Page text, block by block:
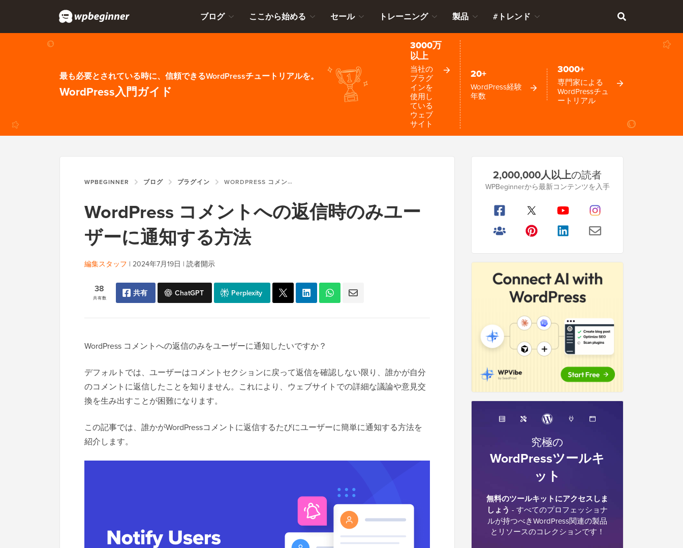
ブログ ここから始める セール トレーニング 製品 #トレンド
最も必要とされている時に、信頼できるWordPressチュートリアルを。
WordPress入門ガイド
3000万
以上
当社の
プラグ
インを
使用し
ている
ウェブ
サイト
20+
WordPress経験
年数
3000+
専門家による
WordPressチュ
ートリアル
WPBEGINNER ブログ プラグイン WORDPRESS コメントへの返信時のみユーザーに通知する方法
WordPress コメントへの返信時のみユー
ザーに通知する方法
編集スタッフ | 2024年7月19日 | 読者開示
共有数
38 共有 ChatGPT Perplexity
WordPress コメントへの返信のみをユーザーに通知したいですか？
デフォルトでは、ユーザーはコメントセクションに戻って返信を確認しない限り、誰かが自分
のコメントに返信したことを知りません。これにより、ウェブサイトでの詳細な議論や意見交
換を生み出すことが困難になります。
この記事では、誰かがWordPressコメントに返信するたびにユーザーに簡単に通知する方法を
紹介します。
サ
ー
2,000,000人以上の読者
WPBeginnerから最新コンテンツを入手
究極の
WordPressツールキ
ット
無料のツールキットにアクセスしま
しょう - すべてのプロフェッショナ
ルが持つべきWordPress関連の製品
とリソースのコレクションです！